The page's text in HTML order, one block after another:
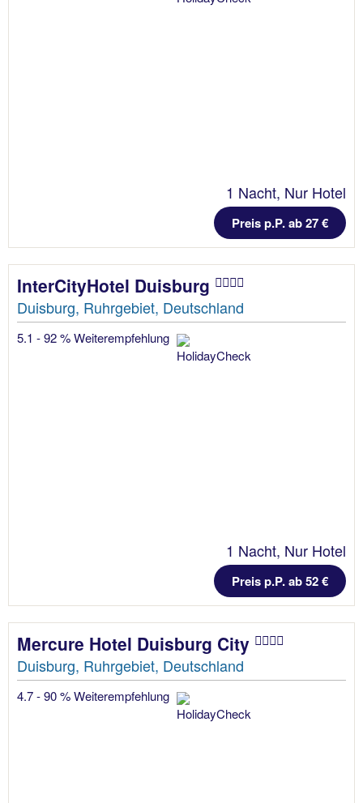
1 Nacht, Nur Hotel
Preis p.P. ab 27 €
InterCityHotel Duisburg
Duisburg, Ruhrgebiet, Deutschland
5.1 - 92 % Weiterempfehlung
1 Nacht, Nur Hotel
Preis p.P. ab 52 €
Mercure Hotel Duisburg City
Duisburg, Ruhrgebiet, Deutschland
4.7 - 90 % Weiterempfehlung